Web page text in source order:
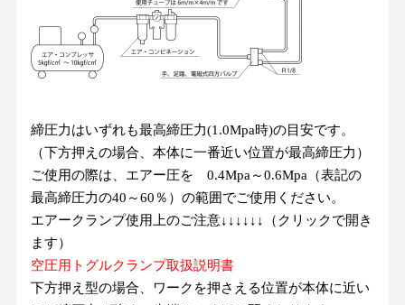
締圧力はいずれも最高締圧力(1.0Mpa時)の目安です。
（下方押えの場合、本体に一番近い位置が最高締圧力）
ご使用の際は、エアー圧を 0.4Mpa～0.6Mpa（表記の
最高締圧力の40～60％）の範囲でご使用ください。
エアークランプ使用上のご注意↓↓↓↓↓↓（クリックで開き
ます）
空圧用トグルクランプ取扱説明書
下方押え型の場合、ワークを押さえる位置が本体に近い